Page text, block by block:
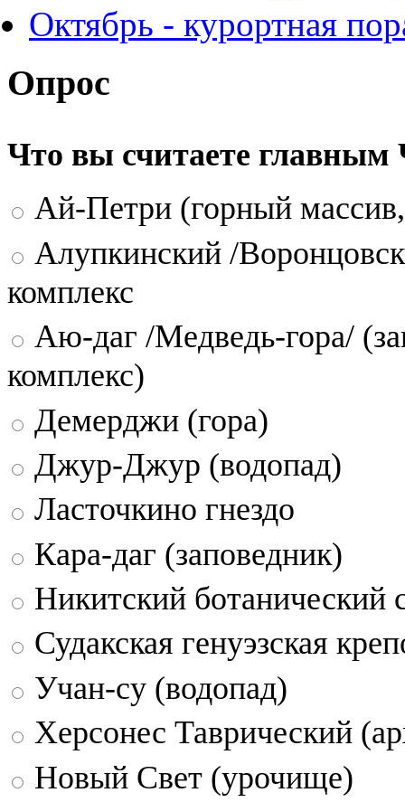
Октябрь - курортная
Опрос
Что вы считаете
Ай-Петри (горный
Алупкинский /
комплекс
Аю-даг /Медведь-гора/
комплекс)
Демерджи (гора)
Джур-Джур (водопад)
Ласточкино гнездо
Кара-даг (заповедник)
Никитский ботанический
Судакская генуэзская
Учан-су (водопад)
Херсонес Таврический
Новый Свет (урочище)